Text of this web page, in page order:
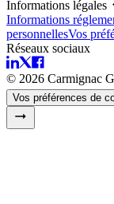
Informations légales
Informations
personnellesVos
Réseaux sociaux
© 2026 Carmignac
Vos préférences de